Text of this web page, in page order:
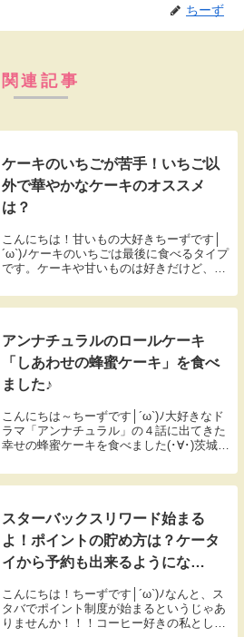
ちーず
関連記事
ケーキのいちごが苦手！いちご以
外で華やかなケーキのオススメ
は？
こんにちは！甘いもの大好きちーずです│
´ω`)ﾉケーキのいちごは最後に食べるタイプ
です。ケーキや甘いものは好きだけど、い
いらっしゃいますよね(・・;)酸っぱいのが
苦手だったり、フルーツ自体が苦手な人
アンナチュラルのロールケーキ
「しあわせの蜂蜜ケーキ」を食べ
ました♪
こんにちは～ちーずです│´ω`)ﾉ大好きなド
ラマ「アンナチュラル」の４話に出てきた
幸せの蜂蜜ケーキを食べました(･∀･)茨城県
ことで、お義母さんが買ってきてくれたの
です！！
スターバックスリワード始まる
よ！ポイントの貯め方は？ケータ
イから予約も出来るようにな
こんにちは！ちーずです│´ω`)ﾉなんと、ス
タバでポイント制度が始まるというじゃあ
りませんか！！！コーヒー好きの私として